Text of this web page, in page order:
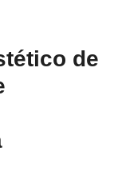
de